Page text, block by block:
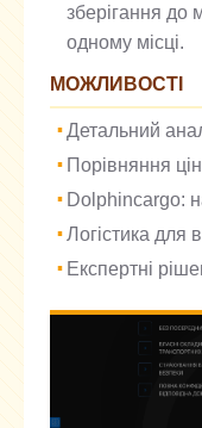
зберігання до
одному місці.
МОЖЛИВОСТІ
Детальний
Порівняння
Dolphincargo:
Логістика для
Експертні